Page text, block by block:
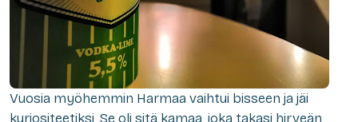
Vuosia myöhemmin Harmaa vaihtui bisseen ja jäi
kuriositeetiksi. Se oli sitä kamaa, joka takasi hirveän